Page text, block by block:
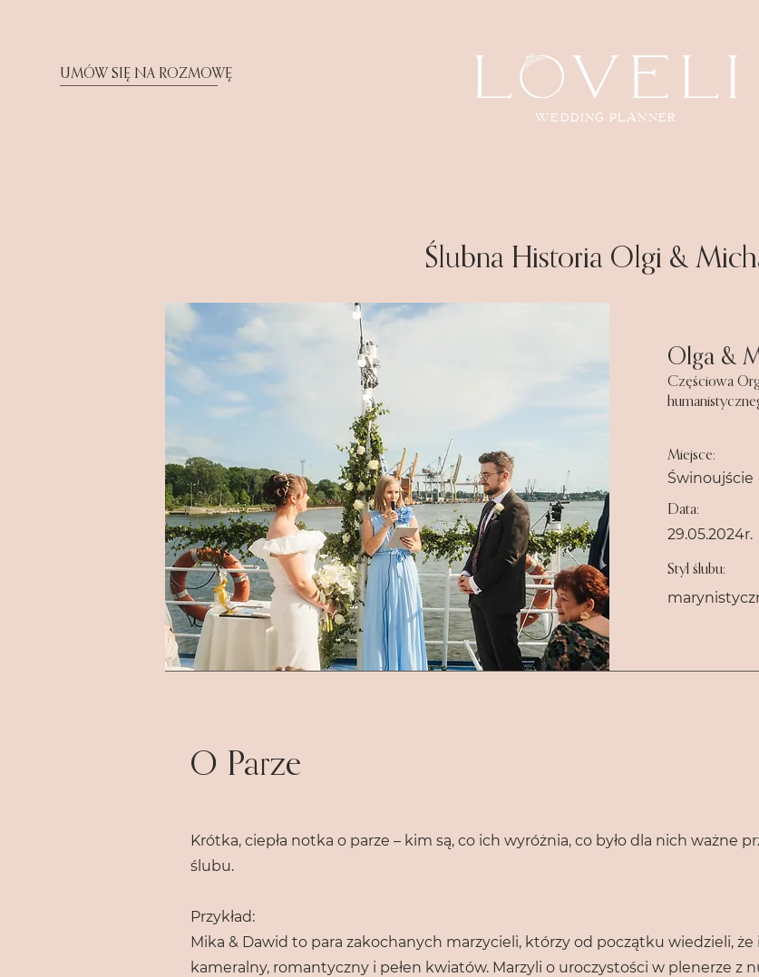
UMÓW SIĘ NA ROZMOWĘ
wedding planner
Ślubna Historia Olgi &
Olga &
Częściowa
Miejsce:
Świnoujście
Data:
29.05.2024r.
Styl ślubu:
O Parze
Krótka, ciepła notka o parze – kim są, co ich wyróżnia, co było dla nich ważne
ślubu.
Przykład:
Mika & Dawid to para zakochanych marzycieli, którzy od początku wiedzieli,
kameralny, romantyczny i pełen kwiatów. Marzyli o uroczystości w plenerze z